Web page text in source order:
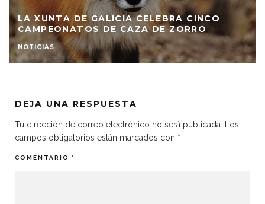
LA XUNTA DE GALICIA CELEBRA CINCO
CAMPEONATOS DE CAZA DE ZORRO
NOTICIAS
DEJA UNA RESPUESTA
Tu dirección de correo electrónico no será publicada.
Los
campos obligatorios están marcados con *
COMENTARIO *